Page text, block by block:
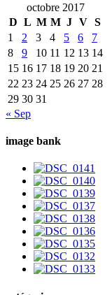
octobre 2017
D L M M J V S
1
2 3 4 5 6
7
8
9 10 11 12 13 14
15 16 17 18 19 20 21
22 23 24 25 26 27 28
29 30 31
« Sep
image bank